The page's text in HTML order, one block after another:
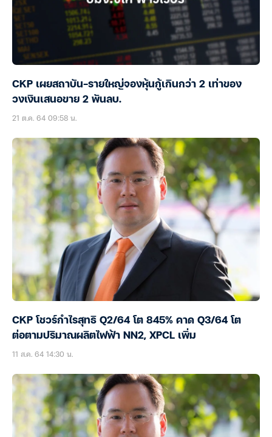
CKP เผยสถาบัน-รายใหญ่จองหุ้นกู้เกินกว่า 2 เท่าของ
วงเงินเสนอขาย 2 พันลบ.
21 ต.ค. 64 09:58 น.
CKP โชวร์กำไรสุทธิ Q2/64 โต 845% คาด Q3/64 โต
ต่อตามปริมาณผลิตไฟฟ้า NN2, XPCL เพิ่ม
11 ส.ค. 64 14:30 น.